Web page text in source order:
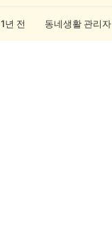
1년 전 동네생활 관리자